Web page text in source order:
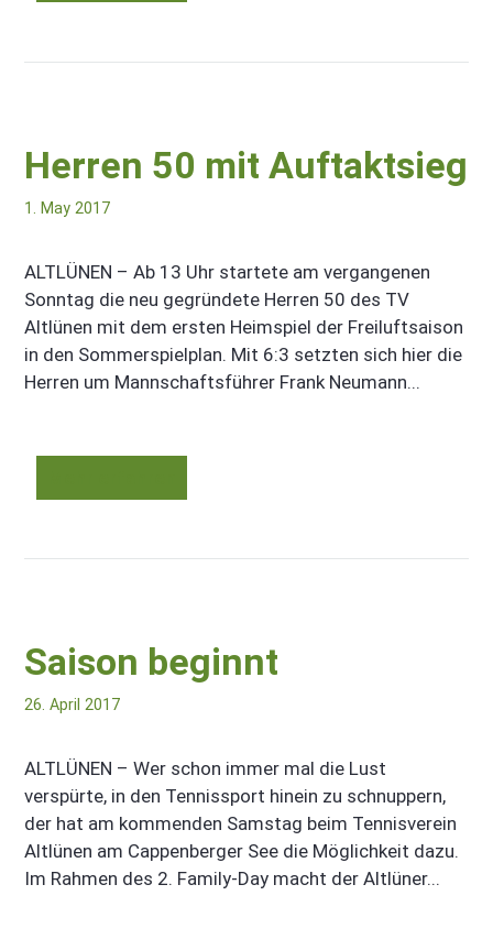
Herren 50 mit Auftaktsieg
1. May 2017
ALTLÜNEN – Ab 13 Uhr startete am vergangenen
Sonntag die neu gegründete Herren 50 des TV
Altlünen mit dem ersten Heimspiel der Freiluftsaison
in den Sommerspielplan. Mit 6:3 setzten sich hier die
Herren um Mannschaftsführer Frank Neumann...
Saison beginnt
26. April 2017
ALTLÜNEN – Wer schon immer mal die Lust
verspürte, in den Tennissport hinein zu schnuppern,
der hat am kommenden Samstag beim Tennisverein
Altlünen am Cappenberger See die Möglichkeit dazu.
Im Rahmen des 2. Family-Day macht der Altlüner...